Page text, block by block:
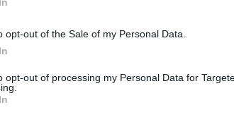
opt-out of the Sale of my Personal Data.
opt-out of processing my Personal Data for
sejen i fyra portionsbitar om de ej är
fisken. Koka upp och låt sedan sjuda i
och ta från värmen samt låt stå i 5
såsen med ca 1 dl av kokvattnet från
sejen och servera den med